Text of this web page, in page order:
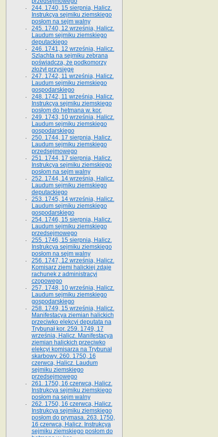
244. 1740, 15 sierpnia, Halicz.
Instrukcya sejmiku ziemskiego
posłom na sejm walny
245. 1740, 12 września, Halicz.
Laudum sejmiku ziemskiego
deputackiego
246. 1741, 12 września, Halicz.
Szlachta na sejmiku zebrana
poświadcza, że podkomorzy
złożył przysięgę
247. 1742, 11 września, Halicz.
Laudum sejmiku ziemskiego
gospodarskiego
248. 1742, 11 września, Halicz.
Instrukcya sejmiku ziemskiego
posłom do hetmana w. kor.
249. 1743, 10 września, Halicz.
Laudum sejmiku ziemskiego
gospodarskiego
250. 1744, 17 sierpnia, Halicz.
Laudum sejmiku ziemskiego
przedsejmowego
251. 1744, 17 sierpnia, Halicz.
Instrukcya sejmiku ziemskiego
posłom na sejm walny
252. 1744, 14 września, Halicz.
Laudum sejmiku ziemskiego
deputackiego
253. 1745, 14 września, Halicz.
Laudum sejmiku ziemskiego
gospodarskiego
254. 1746, 15 sierpnia, Halicz.
Laudum sejmiku ziemskiego
przedsejmowego
255. 1746, 15 sierpnia, Halicz.
Instrukcya sejmiku ziemskiego
posłom na sejm walny
256. 1747, 12 września, Halicz.
Komisarz ziemi halickiej zdaje
rachunek z administracyi
czopowego
257. 1748, 10 września, Halicz.
Laudum sejmiku ziemskiego
gospodarskiego
258. 1749, 15 września, Halicz.
Manifestacya ziemian halickich
przeciwko elekcyi deputata na
Trybunał kor. 259. 1749, 17
września, Halicz. Manifestacya
ziemian halickich przeciwko
elekcyi komisarza na Trybunał
skarbowy. 260. 1750, 16
czerwca, Halicz. Laudum
sejmiku ziemskiego
przedsejmowego
261. 1750, 16 czerwca, Halicz.
Instrukcya sejmiku ziemskiego
posłom na sejm walny
262. 1750, 16 czerwca, Halicz.
Instrukcya sejmiku ziemskiego
posłom do prymasa. 263. 1750,
16 czerwca, Halicz. Instrukcya
sejmiku ziemskiego posłom do